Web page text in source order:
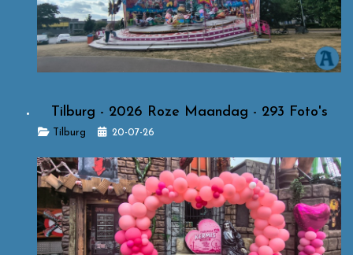
Tilburg - 2026 Roze Maandag - 293 Foto's
Details
Tilburg 20-07-26